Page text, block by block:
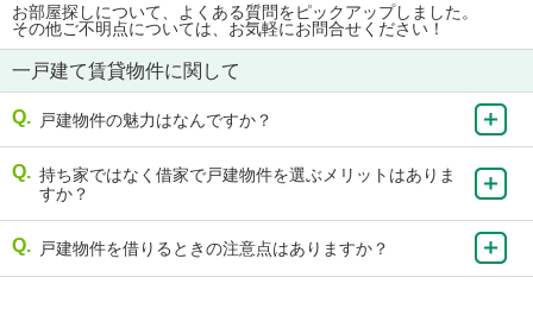
お部屋探しについて、よくある質問をピックアップしました。
その他ご不明点については、お気軽にお問合せください！
一戸建て賃貸物件に関して
戸建物件の魅力はなんですか？
持ち家ではなく借家で戸建物件を選ぶメリットはありま
すか？
戸建物件を借りるときの注意点はありますか？